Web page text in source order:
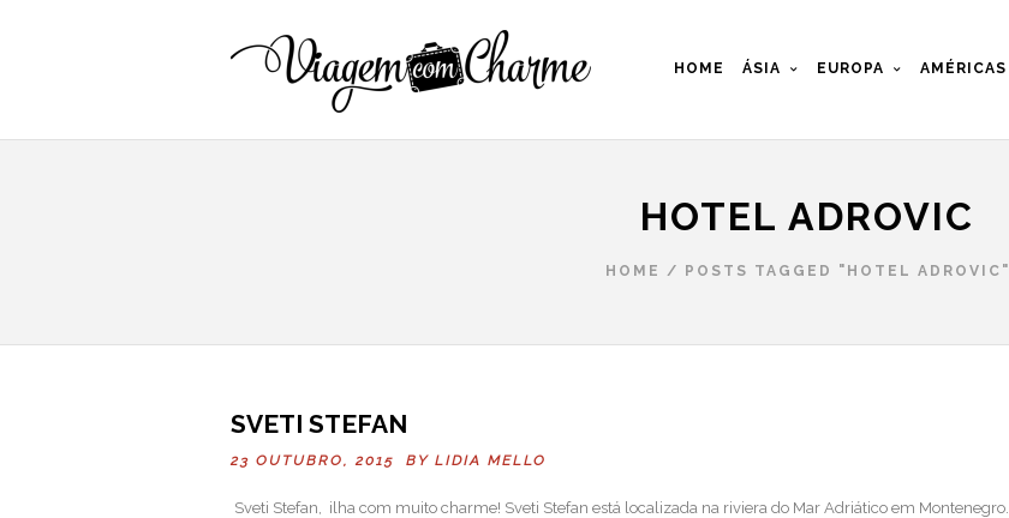
HOME ÁSIA EUROPA AMÉRICAS
HOTEL ADROVIC
HOME / POSTS TAGGED "HOTEL ADROVIC"
SVETI STEFAN
23 OUTUBRO, 2015 BY LIDIA MELLO
Sveti Stefan, ilha com muito charme! Sveti Stefan está localizada na riviera do Mar Adriático em Montenegro.